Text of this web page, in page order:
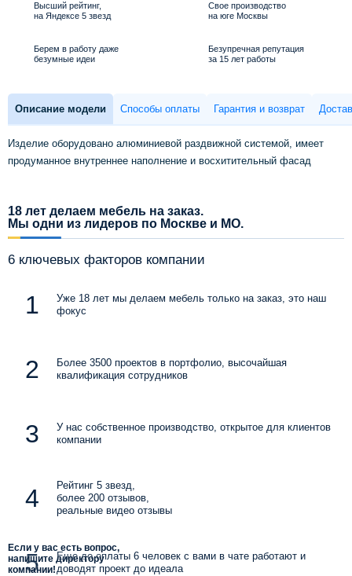
Высший рейтинг,
на Яндексе 5 звезд
Свое производство
на юге Москвы
Берем в работу даже
безумные идеи
Безупречная репутация
за 15 лет работы
Описание модели Способы оплаты Гарантия и возврат
Изделие оборудовано алюминиевой раздвижной системой, имеет
продуманное внутреннее наполнение и восхитительный фасад
18 лет делаем мебель на заказ.
Мы одни из лидеров по Москве и МО.
6 ключевых факторов компании
Уже 18 лет мы делаем мебель только на заказ, это наш
фокус
Более 3500 проектов в портфолио, высочайшая
квалификация сотрудников
У нас собственное производство, открытое для клиентов
компании
Рейтинг 5 звезд,
более 200 отзывов,
реальные видео отзывы
Еще до оплаты 6 человек с вами в чате работают и
доводят проект до идеала
Если у вас есть вопрос,
напишите директору
компании!